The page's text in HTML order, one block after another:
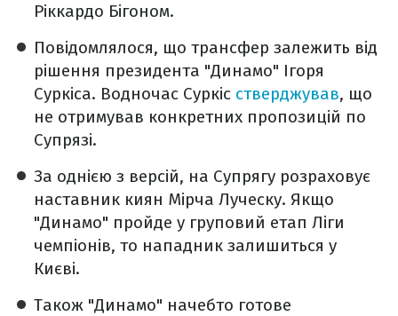
Ріккардо Бігоном.
Повідомлялося, що трансфер залежить від
рішення президента "Динамо" Ігоря
Суркіса. Водночас Суркіс стверджував, що
не отримував конкретних пропозицій по
Супрязі.
За однією з версій, на Супрягу розраховує
наставник киян Мірча Луческу. Якщо
"Динамо" пройде у груповий етап Ліги
чемпіонів, то нападник залишиться у
Києві.
Також "Динамо" начебто готове